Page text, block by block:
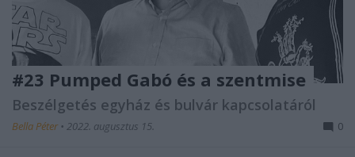
#23 Pumped Gabó és a szentmise
Beszélgetés egyház és bulvár kapcsolatáról
Bella Péter • 2022. augusztus 15. 0